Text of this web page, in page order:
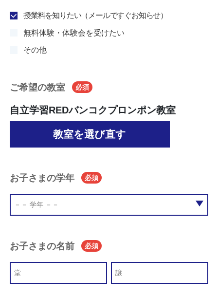
授業料を知りたい（メールですぐお知らせ）
無料体験・体験会を受けたい
その他
ご希望の教室 必須
自立学習REDバンコクプロンポン教室
教室を選び直す
お子さまの学年 必須
お子さまの名前 必須